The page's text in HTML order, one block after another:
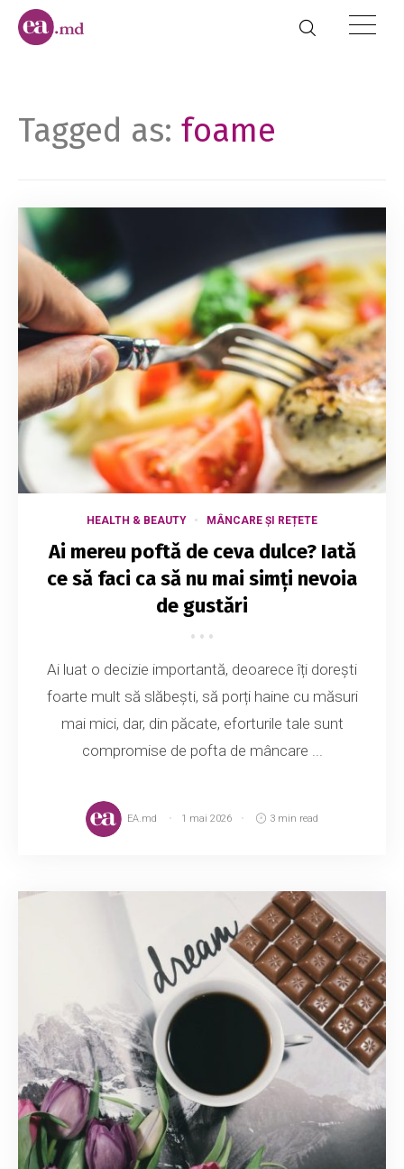
Tagged as: foame
HEALTH & BEAUTY MÂNCARE ȘI REȚETE
Ai mereu poftă de ceva dulce? Iată
ce să faci ca să nu mai simți nevoia
de gustări
Ai luat o decizie importantă, deoarece îți dorești
foarte mult să slăbești, să porți haine cu măsuri
mai mici, dar, din păcate, eforturile tale sunt
compromise de pofta de mâncare ...
EA.md 1 mai 2026 3 min read